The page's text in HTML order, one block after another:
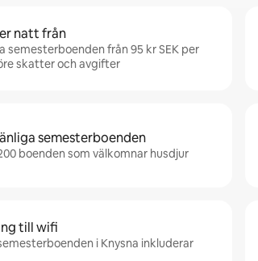
natt från
semesterboenden från 95 kr SEK per
skatter och avgifter
semesterboenden
boenden som välkomnar husdjur
till wifi
i Knysna inkluderar